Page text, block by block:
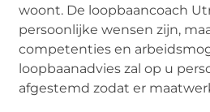
woont. De loopbaancoach
persoonlijke wensen zijn,
competenties en
loopbaanadvies zal op u
afgestemd zodat er